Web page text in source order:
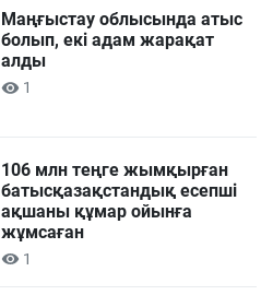
Маңғыстау облысында атыс
болып, екі адам жарақат
алды
1
106 млн теңге жымқырған
батысқазақстандық есепші
ақшаны құмар ойынға
жұмсаған
1